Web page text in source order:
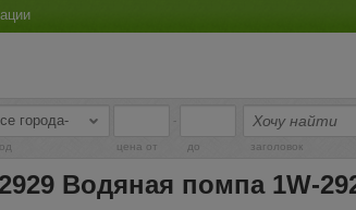
-
цена от до заголовок
Водяная помпа 1W-